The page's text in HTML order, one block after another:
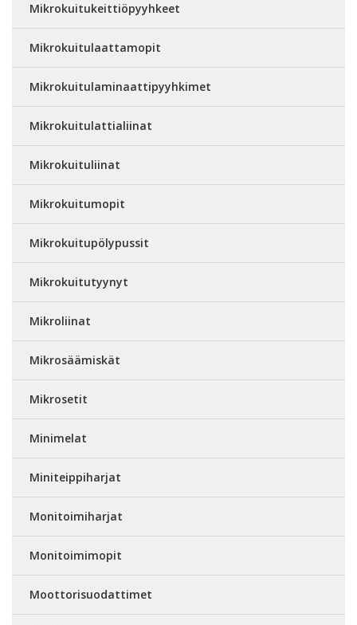
Mikrokuitukeittiöpyyhkeet
Mikrokuitulaattamopit
Mikrokuitulaminaattipyyhkimet
Mikrokuitulattialiinat
Mikrokuituliinat
Mikrokuitumopit
Mikrokuitupölypussit
Mikrokuitutyynyt
Mikroliinat
Mikrosäämiskät
Mikrosetit
Minimelat
Miniteippiharjat
Monitoimiharjat
Monitoimimopit
Moottorisuodattimet